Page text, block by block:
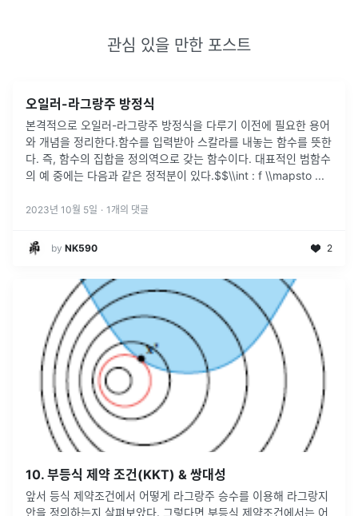
관심 있을 만한 포스트
오일러-라그랑주 방정식
본격적으로 오일러-라그랑주 방정식을 다루기 이전에 필요한 용어
와 개념을 정리한다.함수를 입력받아 스칼라를 내놓는 함수를 뜻한
다. 즉, 함수의 집합을 정의역으로 갖는 함수이다. 대표적인 범함수
의 예 중에는 다음과 같은 정적분이 있다.$$\\int : f \\mapsto ...
2023년 10월 5일 · 1 개의 댓글
by NK590 2
10. 부등식 제약 조건(KKT) & 쌍대성
앞서 등식 제약조건에서 어떻게 라그랑주 승수를 이용해 라그랑지
안을 정의하는지 살펴보았다. 그렇다면 부등식 제약조건에서는 어